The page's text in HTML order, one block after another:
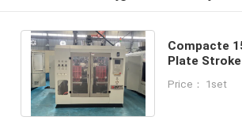
Compacte
Plate
0,6~0,8MPa
Price： 1set